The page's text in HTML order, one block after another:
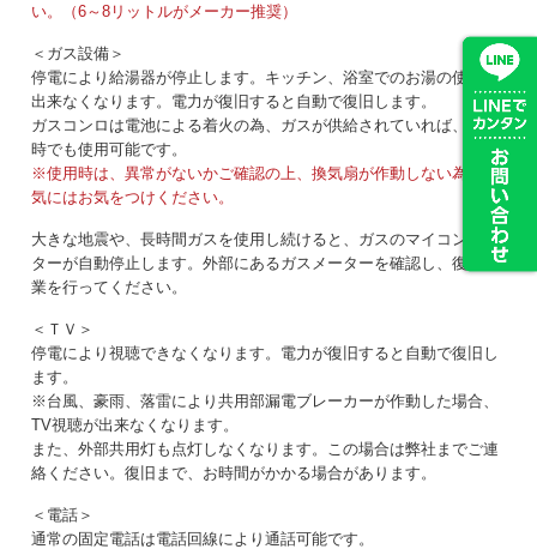
い。（6～8リットルがメーカー推奨）
＜ガス設備＞
停電により給湯器が停止します。キッチン、浴室でのお湯の使用が
出来なくなります。電力が復旧すると自動で復旧します。
ガスコンロは電池による着火の為、ガスが供給されていれば、停電
時でも使用可能です。
※使用時は、異常がないかご確認の上、換気扇が作動しない為、換
気にはお気をつけください。
大きな地震や、長時間ガスを使用し続けると、ガスのマイコンメー
ターが自動停止します。外部にあるガスメーターを確認し、復旧作
業を行ってください。
＜ＴＶ＞
停電により視聴できなくなります。電力が復旧すると自動で復旧し
ます。
※台風、豪雨、落雷により共用部漏電ブレーカーが作動した場合、
TV視聴が出来なくなります。
また、外部共用灯も点灯しなくなります。この場合は弊社までご連
絡ください。復旧まで、お時間がかかる場合があります。
＜電話＞
通常の固定電話は電話回線により通話可能です。